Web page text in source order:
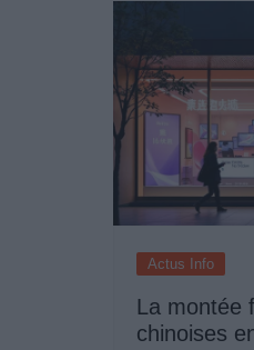
Actus Info
La montée
chinoises